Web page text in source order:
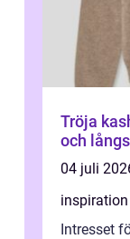
Tröja kashmir en guide
och
04 juli
inspiration
Intresset